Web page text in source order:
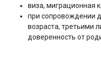
виза, миграционная
при сопровождении
возраста, третьими
доверенность от